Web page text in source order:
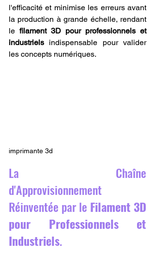
l'efficacité et minimise les erreurs avant
la production à grande échelle, rendant
le filament 3D pour professionnels et
industriels indispensable pour valider
les concepts numériques.
imprimante 3d
La Chaîne
d'Approvisionnement
Réinventée par le Filament 3D
pour Professionnels et
Industriels.